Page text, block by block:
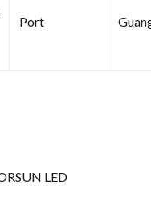
Port